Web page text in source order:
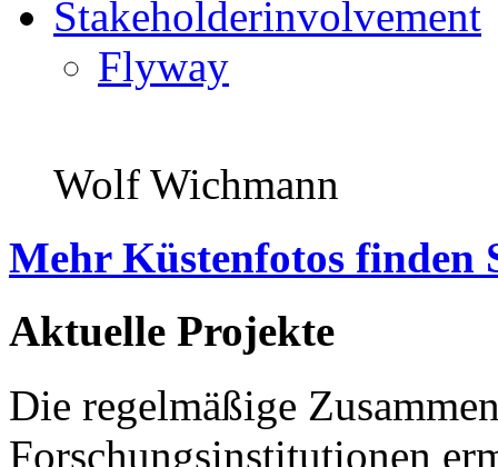
Stakeholderinvolvement
Flyway
Wolf Wichmann
Mehr Küstenfotos finden
Aktuelle Projekte
Die regelmäßige
Forschungsinstitutionen